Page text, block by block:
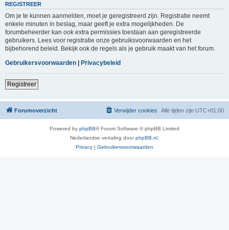
REGISTREER
Om je te kunnen aanmelden, moet je geregistreerd zijn. Registratie neemt
enkele minuten in beslag, maar geeft je extra mogelijkheden. De
forumbeheerder kan ook extra permissies toestaan aan geregistreerde
gebruikers. Lees voor registratie onze gebruiksvoorwaarden en het
bijbehorend beleid. Bekijk ook de regels als je gebruik maakt van het forum.
Gebruikersvoorwaarden | Privacybeleid
Registreer
Forumoverzicht Alle tijden zijn UTC+01:00
Verwijder cookies
Powered by phpBB® Forum Software © phpBB Limited
Nederlandse vertaling doorphpBB.nl
Privacy | Gebruikersvoorwaarden